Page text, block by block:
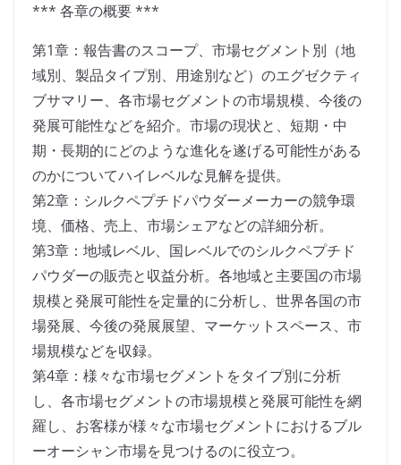
*** 各章の概要 ***
第1章：報告書のスコープ、市場セグメント別（地
域別、製品タイプ別、用途別など）のエグゼクティ
ブサマリー、各市場セグメントの市場規模、今後の
発展可能性などを紹介。市場の現状と、短期・中
期・長期的にどのような進化を遂げる可能性がある
のかについてハイレベルな見解を提供。
第2章：シルクペプチドパウダーメーカーの競争環
境、価格、売上、市場シェアなどの詳細分析。
第3章：地域レベル、国レベルでのシルクペプチド
パウダーの販売と収益分析。各地域と主要国の市場
規模と発展可能性を定量的に分析し、世界各国の市
場発展、今後の発展展望、マーケットスペース、市
場規模などを収録。
第4章：様々な市場セグメントをタイプ別に分析
し、各市場セグメントの市場規模と発展可能性を網
羅し、お客様が様々な市場セグメントにおけるブル
ーオーシャン市場を見つけるのに役立つ。